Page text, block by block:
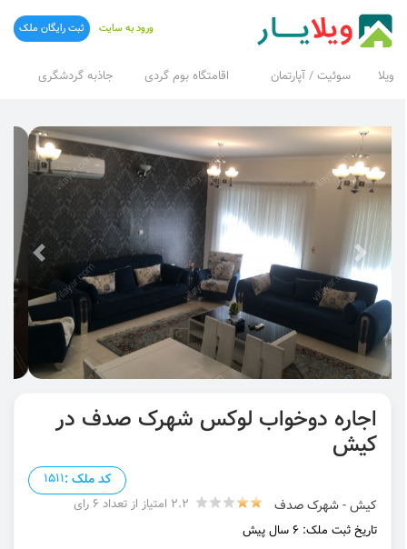
ویلا سوئیت / آپارتمان اقامتگاه بوم گردی جاذبه گردشگری
ورود به سایت ثبت رایگان ملک
اجاره دوخواب لوکس شهرک صدف در
کیش
کد ملک :1511
کیش - شهرک صدف
2.2 امتیاز از تعداد 6 رای
تاریخ ثبت ملک: 6 سال پیش